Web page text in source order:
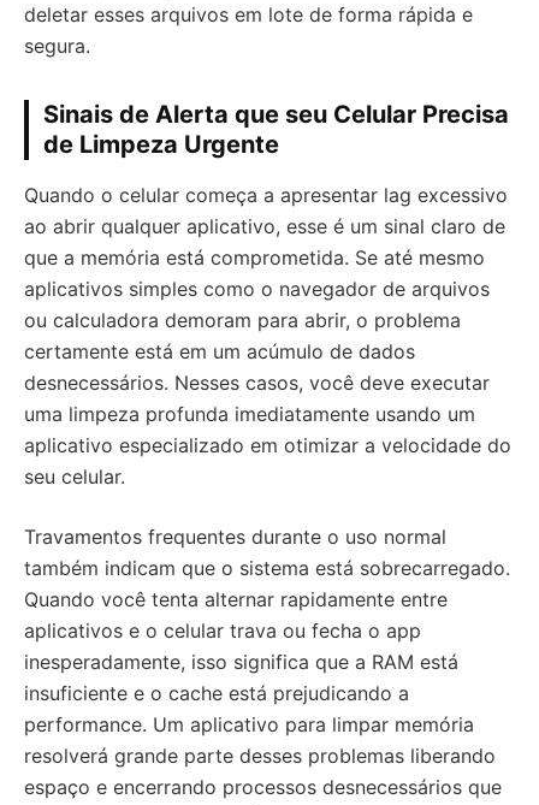
deletar esses arquivos em lote de forma rápida e
segura.
Sinais de Alerta que seu Celular Precisa
de Limpeza Urgente
Quando o celular começa a apresentar lag excessivo
ao abrir qualquer aplicativo, esse é um sinal claro de
que a memória está comprometida. Se até mesmo
aplicativos simples como o navegador de arquivos
ou calculadora demoram para abrir, o problema
certamente está em um acúmulo de dados
desnecessários. Nesses casos, você deve executar
uma limpeza profunda imediatamente usando um
aplicativo especializado em otimizar a velocidade do
seu celular.
Travamentos frequentes durante o uso normal
também indicam que o sistema está sobrecarregado.
Quando você tenta alternar rapidamente entre
aplicativos e o celular trava ou fecha o app
inesperadamente, isso significa que a RAM está
insuficiente e o cache está prejudicando a
performance. Um aplicativo para limpar memória
resolverá grande parte desses problemas liberando
espaço e encerrando processos desnecessários que